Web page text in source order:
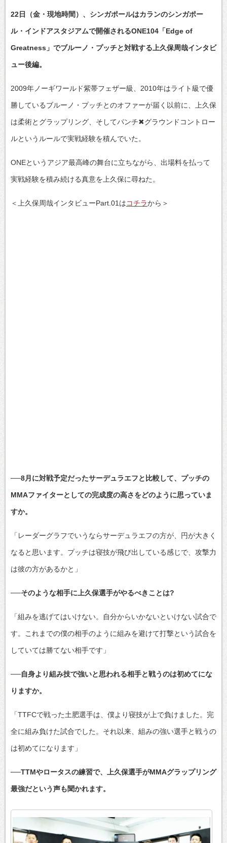
22日（金・現地時間）、シンガポールはカランのシンガポー
ル・インドアスタジアムで開催されるONE104「Edge of
Greatness」でブルーノ・プッチと対戦する上久保周哉インタビ
ュー後編。
2009年ノーギワールド紫帯フェザー級、2010年はライト級で優
勝しているブルーノ・プッチとのオファーが届く以前に、上久保
は柔術とグラップリング、そしてパンチ✖グラウンドコントロー
ルというルールで実戦経験を積んでいた。
ONEというアジア最高峰の舞台に立ちながら、出場料を払って
実戦経験を積み続ける真意を上久保に尋ねた。
＜上久保周哉インタビューPart.01はコチラから＞
──8月に対戦予定だったサーデュラエフと比較して、プッチの
MMAファイターとしての完成度の高さをどのように思っていま
すか。
「レーダーグラフでいうならサーデュラエフの方が、円が大きく
なると思います。プッチは寝技が飛び出している感じで、攻撃力
は彼の方があるかと」
──そのような相手に上久保選手がやるべきことは?
「組みを逃げてはいけない。自分からいかないといけない試合で
す。これまでの僕の相手のように組みを避けて打撃という試合を
していては勝てない相手です」
──自身より組み技で強いと思われる相手と戦うのは初めてにな
りますか。
「TTFCで戦った土肥選手は、僕より寝技が上で負けました。完
全に組み負けた試合でした。それ以来、組みの強い選手と戦うの
は初めてになります」
──TTMやロータスの練習で、上久保選手がMMAグラップリング
最強だという声も聞かれます。